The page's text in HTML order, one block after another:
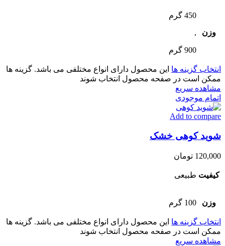
وزن
450 گرم
,
900 گرم
انتخاب گزینه ها این محصول دارای انواع مختلفی می باشد. گزینه ها
ممکن است در صفحه محصول انتخاب شوند
مشاهده سریع
اتمام موجودی
Add to compare
شوید کوهی خشک
120,000 تومان
کیفیت طبیعی
وزن 100 گرم
انتخاب گزینه ها این محصول دارای انواع مختلفی می باشد. گزینه ها
ممکن است در صفحه محصول انتخاب شوند
مشاهده سریع